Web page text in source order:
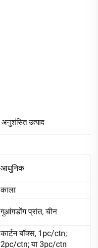
अनुशंसित उत्पाद
आधुनिक
काला
गुआंगडोंग प्रांत, चीन
कार्टन बॉक्स, 1pc/ctn;
2pc/ctn; या 3pc/ctn